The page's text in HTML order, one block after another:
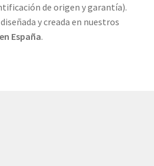
de origen y garantía).
y creada en nuestros
en España.